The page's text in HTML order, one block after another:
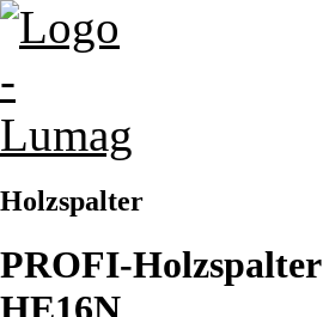
Holzspalter
PROFI-Holzspalter